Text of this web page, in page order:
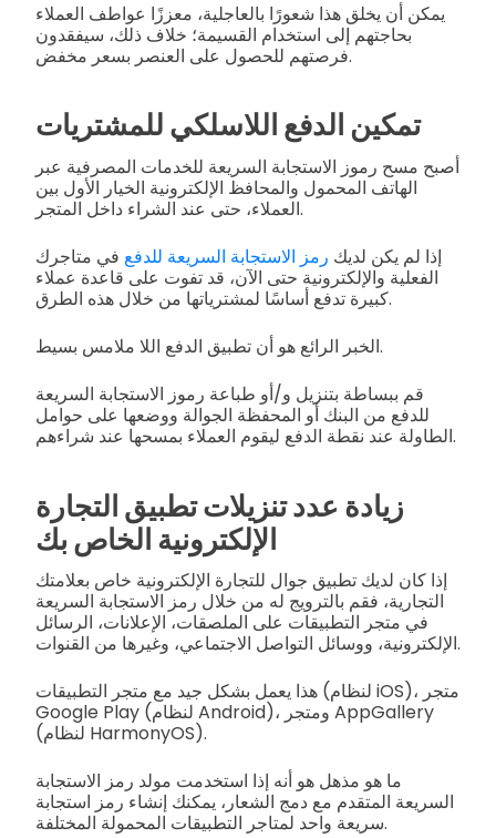
يمكن أن يخلق هذا شعورًا بالعاجلية، معززًا عواطف العملاء
بحاجتهم إلى استخدام القسيمة؛ خلاف ذلك، سيفقدون
فرصتهم للحصول على العنصر بسعر مخفض.
تمكين الدفع اللاسلكي للمشتريات
أصبح مسح رموز الاستجابة السريعة للخدمات المصرفية عبر
الهاتف المحمول والمحافظ الإلكترونية الخيار الأول بين
العملاء، حتى عند الشراء داخل المتجر.
إذا لم يكن لديك رمز الاستجابة السريعة للدفع في متاجرك
الفعلية والإلكترونية حتى الآن، قد تفوت على قاعدة عملاء
كبيرة تدفع أساسًا لمشترياتها من خلال هذه الطرق.
الخبر الرائع هو أن تطبيق الدفع اللا ملامس بسيط.
قم ببساطة بتنزيل و/أو طباعة رموز الاستجابة السريعة
للدفع من البنك أو المحفظة الجوالة ووضعها على حوامل
الطاولة عند نقطة الدفع ليقوم العملاء بمسحها عند شراءهم.
زيادة عدد تنزيلات تطبيق التجارة
الإلكترونية الخاص بك
إذا كان لديك تطبيق جوال للتجارة الإلكترونية خاص بعلامتك
التجارية، فقم بالترويج له من خلال رمز الاستجابة السريعة
في متجر التطبيقات على الملصقات، الإعلانات، الرسائل
الإلكترونية، ووسائل التواصل الاجتماعي، وغيرها من القنوات.
هذا يعمل بشكل جيد مع متجر التطبيقات (لنظام iOS)، متجر
Google Play (لنظام Android)، ومتجر AppGallery
(لنظام HarmonyOS).
ما هو مذهل هو أنه إذا استخدمت مولد رمز الاستجابة
السريعة المتقدم مع دمج الشعار، يمكنك إنشاء رمز استجابة
سريعة واحد لمتاجر التطبيقات المحمولة المختلفة.